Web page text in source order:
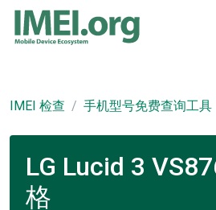
IMEI 检查 手机型号免费查询工具
LG Lucid 3
格